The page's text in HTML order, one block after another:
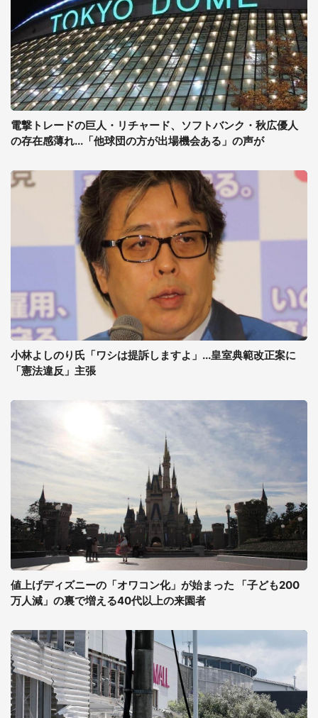
電撃トレードの巨人・リチャード、ソフトバンク・秋広優人
の存在感薄れ...「他球団の方が出場機会ある」の声が
小林よしのり氏「ワシは提訴しますよ」...皇室典範改正案に
「憲法違反」主張
値上げディズニーの「オワコン化」が始まった 「子ども200
万人減」の裏で増える40代以上の来園者